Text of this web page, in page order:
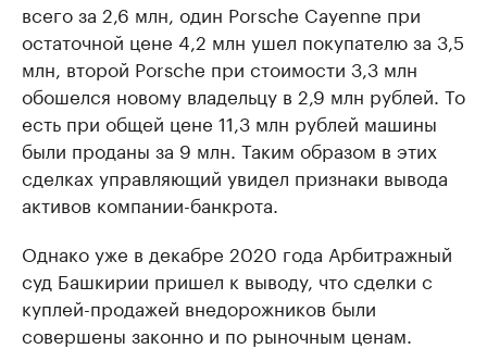
всего за 2,6 млн, один Porsche Cayenne при
остаточной цене 4,2 млн ушел покупателю за 3,5
млн, второй Porsche при стоимости 3,3 млн
обошелся новому владельцу в 2,9 млн рублей. То
есть при общей цене 11,3 млн рублей машины
были проданы за 9 млн. Таким образом в этих
сделках управляющий увидел признаки вывода
активов компании-банкрота.
Однако уже в декабре 2020 года Арбитражный
суд Башкирии пришел к выводу, что сделки с
куплей-продажей внедорожников были
совершены законно и по рыночным ценам.